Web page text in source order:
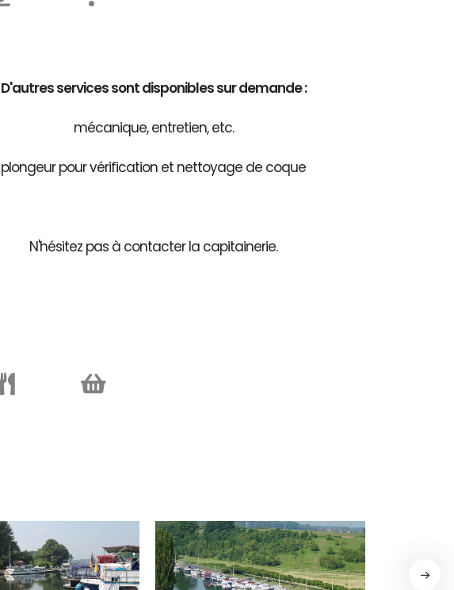
D'autres services sont disponibles sur demande :
mécanique, entretien, etc.
plongeur pour vérification et nettoyage de coque
N'hésitez pas à contacter la capitainerie.